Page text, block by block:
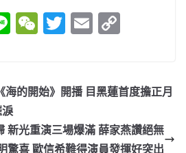
Li W
h
T
er
E
l y
n
海的開始》開播 目黑蓮首度擔正月
新光重演三場爆滿 薛家燕讚絕無
驚喜 歐信希難得演員發揮好突出